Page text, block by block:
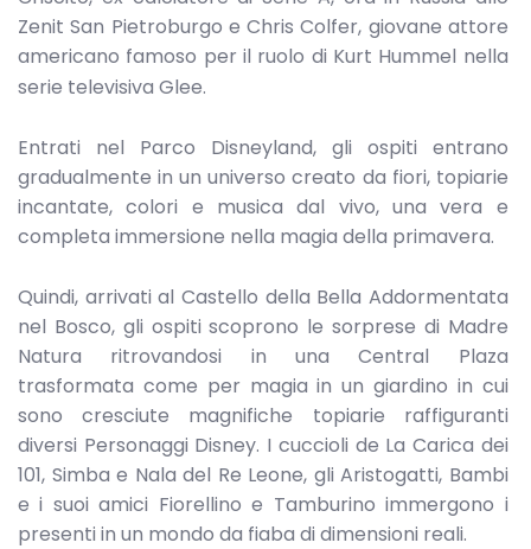
Zenit San Pietroburgo e Chris Colfer, giovane attore
americano famoso per il ruolo di Kurt Hummel nella
serie televisiva Glee.
Entrati nel Parco Disneyland, gli ospiti entrano
gradualmente in un universo creato da fiori, topiarie
incantate, colori e musica dal vivo, una vera e
completa immersione nella magia della primavera.
Quindi, arrivati al Castello della Bella Addormentata
nel Bosco, gli ospiti scoprono le sorprese di Madre
Natura ritrovandosi in una Central Plaza
trasformata come per magia in un giardino in cui
sono cresciute magnifiche topiarie raffiguranti
diversi Personaggi Disney. I cuccioli de La Carica dei
101, Simba e Nala del Re Leone, gli Aristogatti, Bambi
e i suoi amici Fiorellino e Tamburino immergono i
presenti in un mondo da fiaba di dimensioni reali.